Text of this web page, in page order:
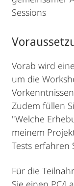
Sessions
Vorab wird
um die
Zudem füllen
"Welche
meinem
Tests erfahren
Für die